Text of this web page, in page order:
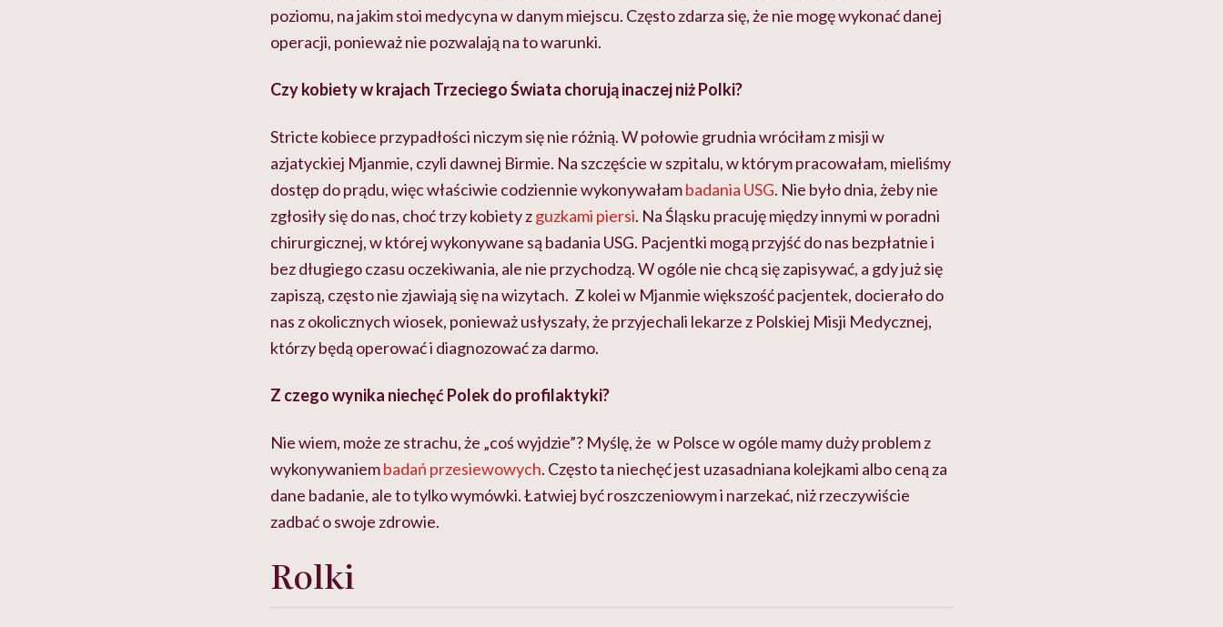
poziomu, na jakim stoi medycyna w danym miejscu. Często zdarza się, że nie mogę wykonać danej
operacji, ponieważ nie pozwalają na to warunki.
Czy kobiety w krajach Trzeciego Świata chorują inaczej niż Polki?
Stricte kobiece przypadłości niczym się nie różnią. W połowie grudnia wróciłam z misji w
azjatyckiej Mjanmie, czyli dawnej Birmie. Na szczęście w szpitalu, w którym pracowałam, mieliśmy
dostęp do prądu, więc właściwie codziennie wykonywałambadania USG. Nie było dnia, żeby nie
zgłosiły się do nas, choć trzy kobiety zguzkami piersi. Na Śląsku pracuję między innymi w poradni
chirurgicznej, w której wykonywane są badania USG. Pacjentki mogą przyjść do nas bezpłatnie i
bez długiego czasu oczekiwania, ale nie przychodzą. W ogóle nie chcą się zapisywać, a gdy już się
zapiszą, często nie zjawiają się na wizytach. Z kolei w Mjanmie większość pacjentek, docierało do
nas z okolicznych wiosek, ponieważ usłyszały, że przyjechali lekarze z Polskiej Misji Medycznej,
którzy będą operować i diagnozować za darmo.
Z czego wynika niechęć Polek do profilaktyki?
Nie wiem, może ze strachu, że „coś wyjdzie”? Myślę, że w Polsce w ogóle mamy duży problem z
wykonywaniembadań przesiewowych. Często ta niechęć jest uzasadniana kolejkami albo ceną za
dane badanie, ale to tylko wymówki. Łatwiej być roszczeniowym i narzekać, niż rzeczywiście
zadbać o swoje zdrowie.
Rolki